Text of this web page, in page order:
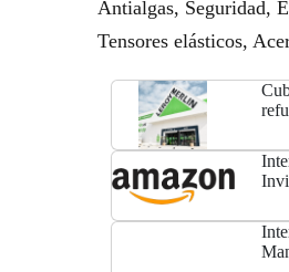
Antialgas, Seguridad,
Tensores elásticos,